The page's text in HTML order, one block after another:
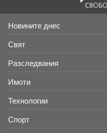
Новините днес
Свят
Разследвания
Имоти
Технологии
Спорт